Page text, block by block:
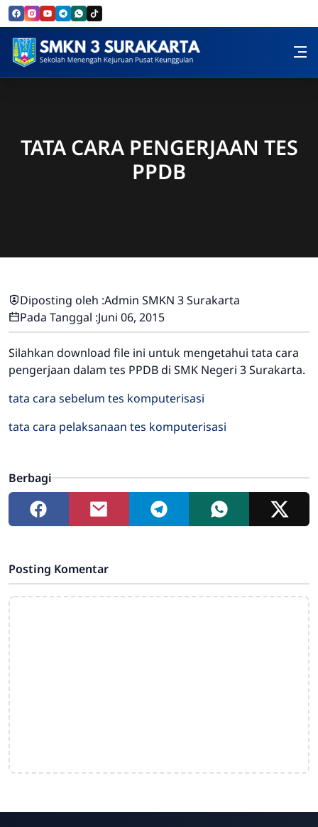
Skip to Content
SMK Negeri 3 Surakarta
TATA CARA PENGERJAAN TES
PPDB
Diposting oleh :Admin SMKN 3 Surakarta
Pada Tanggal :Juni 06, 2015
Silahkan download file ini untuk mengetahui tata cara
pengerjaan dalam tes PPDB di SMK Negeri 3 Surakarta.
tata cara sebelum tes komputerisasi
tata cara pelaksanaan tes komputerisasi
Berbagi
Posting Komentar